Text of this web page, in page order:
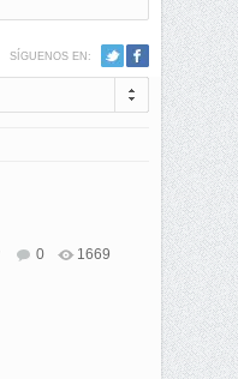
SÍGUENOS EN:
0 1669